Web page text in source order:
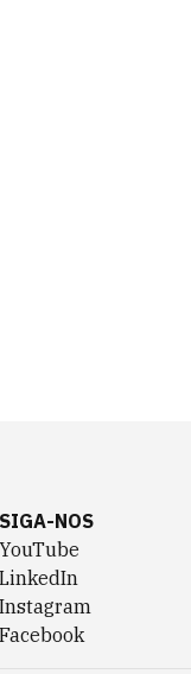
SIGA-NOS
YouTube
LinkedIn
Instagram
Facebook